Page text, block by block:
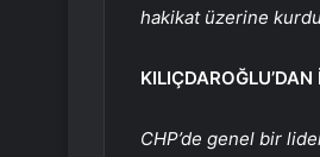
hakikat üzerine
KILIÇDAROĞLU’DAN
CHP’de genel bir